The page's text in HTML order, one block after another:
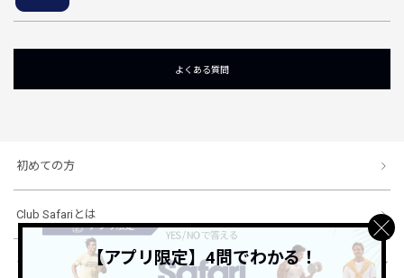
よくある質問
初めての方
Club Safariとは
ショッピングガイド【アプリ限定】4問でわかる！